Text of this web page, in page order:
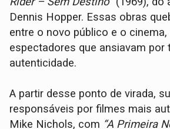
Dennis Hopper. Essas obras
entre o novo público e o cinema,
espectadores que ansiavam
autenticidade.
A partir desse ponto de virada,
responsáveis por filmes mais
Mike Nichols, com “A Primeira